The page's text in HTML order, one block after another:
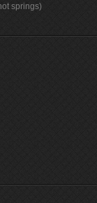
springs)